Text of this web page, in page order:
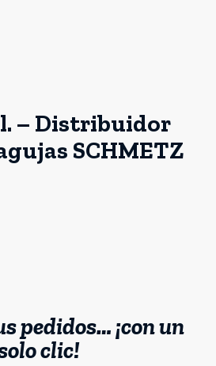
– Distribuidor
SCHMETZ
pedidos… ¡con un
clic!